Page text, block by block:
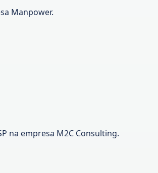
Manpower.
na empresa M2C Consulting.